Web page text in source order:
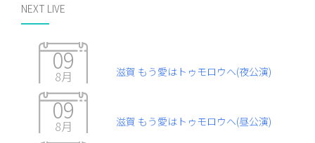
NEXT LIVE
09
8月 滋賀 もう愛はトゥモロウヘ(夜公演)
09
8月 滋賀 もう愛はトゥモロウヘ(昼公演)